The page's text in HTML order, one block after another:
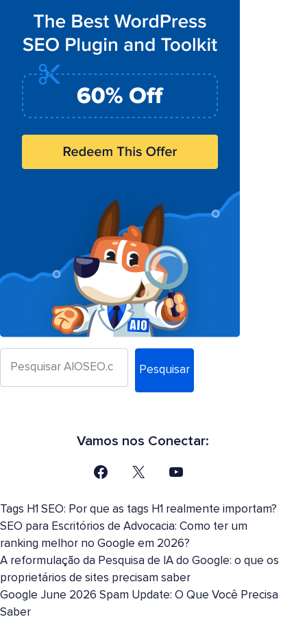
Pesquisar
Vamos nos Conectar:
Tags H1 SEO: Por que as tags H1 realmente importam?
SEO para Escritórios de Advocacia: Como ter um
ranking melhor no Google em 2026?
A reformulação da Pesquisa de IA do Google: o que os
proprietários de sites precisam saber
Google June 2026 Spam Update: O Que Você Precisa
Saber